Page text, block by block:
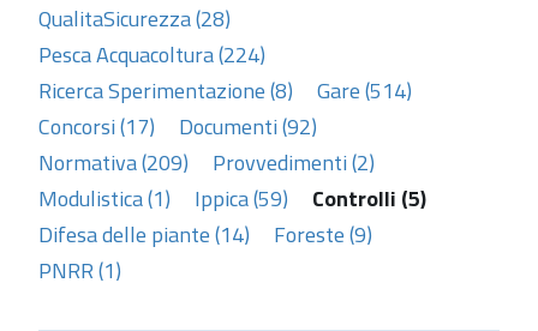
QualitaSicurezza (28)
Pesca Acquacoltura (224)
Ricerca Sperimentazione (8)
Gare (514)
Concorsi (17)
Documenti (92)
Normativa (209)
Provvedimenti (2)
Modulistica (1)
Ippica (59)
Controlli (5)
Difesa delle piante (14)
Foreste (9)
PNRR (1)